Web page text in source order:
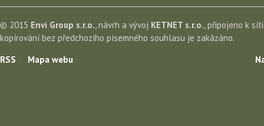
© 2015 Envi Group s.r.o., návrh a vývoj KETNET s.r.o., připojeno k
kopírování bez předchozího písemného souhlasu je zakázáno.
RSS
Mapa webu